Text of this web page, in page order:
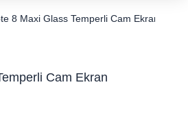
8 Maxi Glass Temperli Cam Ekran
Cam Ekran